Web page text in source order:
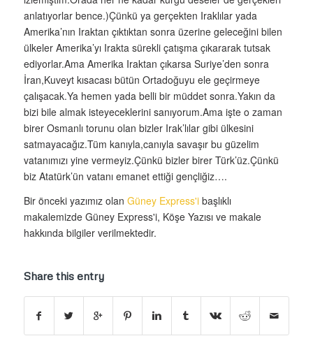
anlatıyorlar bence.)Çünkü ya gerçekten Iraklılar yada
Amerika’nın Iraktan çıktıktan sonra üzerine geleceğini bilen
ülkeler Amerika’yı Irakta sürekli çatışma çıkararak tutsak
ediyorlar.Ama Amerika Iraktan çıkarsa Suriye’den sonra
İran,Kuveyt kısacası bütün Ortadoğuyu ele geçirmeye
çalışacak.Ya hemen yada belli bir müddet sonra.Yakın da
bizi bile almak isteyeceklerini sanıyorum.Ama işte o zaman
birer Osmanlı torunu olan bizler Irak’lılar gibi ülkesini
satmayacağız.Tüm kanıyla,canıyla savaşır bu güzelim
vatanımızı yine vermeyiz.Çünkü bizler birer Türk’üz.Çünkü
biz Atatürk’ün vatanı emanet ettiği gençliğiz….
Bir önceki yazımız olan Güney Express'ibaşlıklı
makalemizde Güney Express'i, Köşe Yazısı ve makale
hakkında bilgiler verilmektedir.
Share this entry